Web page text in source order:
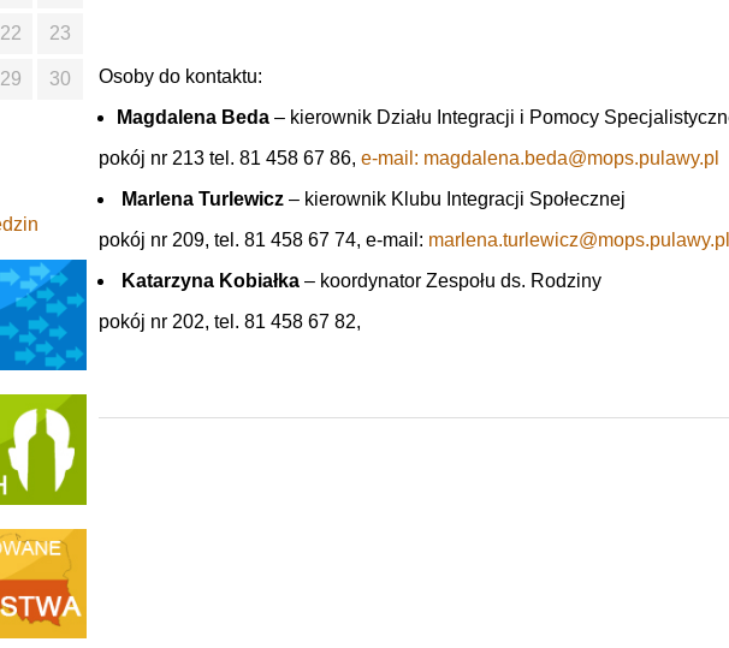
Osoby do kontaktu:
Magdalena Beda – kierownik Działu Integracji i Pomocy
pokój nr 213 tel. 81 458 67 86, e-mail: magdalena.beda@mops.pulawy.pl
Marlena Turlewicz – kierownik Klubu Integracji Społecznej
pokój nr 209, tel. 81 458 67 74, e-mail: marlena.turlewicz@mops.pulawy.pl
Katarzyna Kobiałka – koordynator Zespołu ds. Rodziny
pokój nr 202, tel. 81 458 67 82,
22 23
29 30